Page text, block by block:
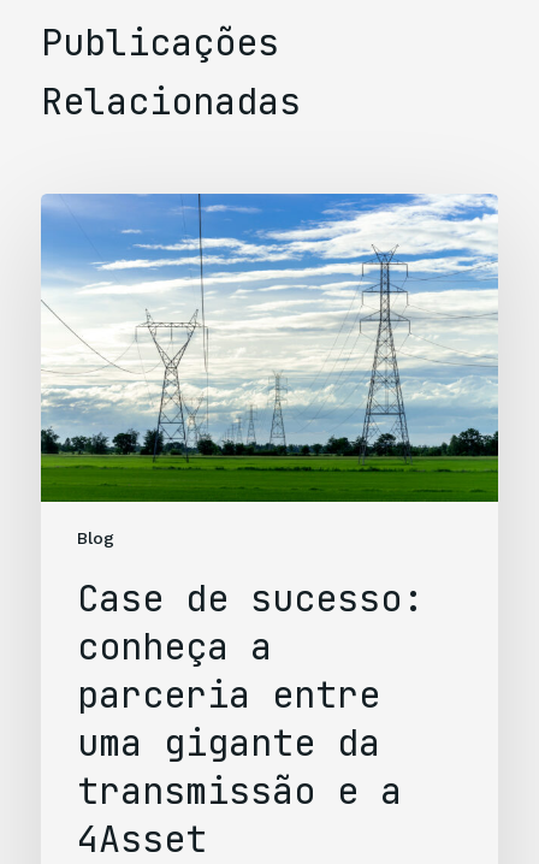
Blog
Case de sucesso:
conheça a
parceria entre
uma gigante da
transmissão e a
4Asset